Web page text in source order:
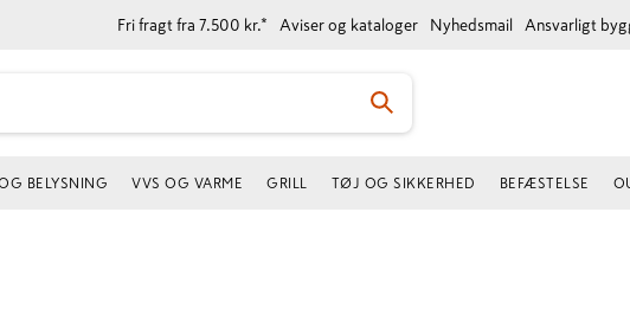
Fri fragt fra 7.500 kr.* Aviser og kataloger Nyhedsmail Ansvarligt
BELYSNING VVS OG VARME GRILL TØJ OG SIKKERHED BEFÆSTELSE